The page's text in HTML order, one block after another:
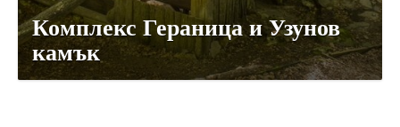
Комплекс Гераница и Узунов
камък